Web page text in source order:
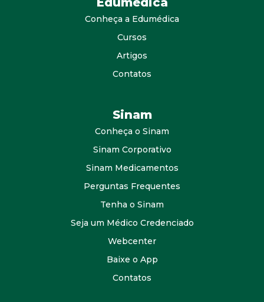
Conheça a Edumédica
Cursos
Artigos
Contatos
Sinam
Conheça o Sinam
Sinam Corporativo
Sinam Medicamentos
Perguntas Frequentes
Tenha o Sinam
Seja um Médico Credenciado
Webcenter
Baixe o App
Contatos